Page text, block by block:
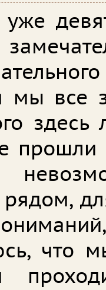
мы все
прошли
рядом,
что